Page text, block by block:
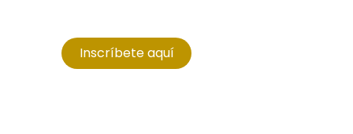
Inscríbete aquí​​​​